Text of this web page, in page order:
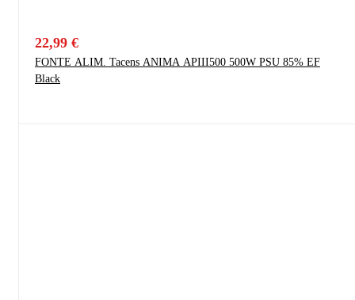
22,99 €
FONTE ALIM. Tacens ANIMA APIII500 500W PSU 85% EF
Black